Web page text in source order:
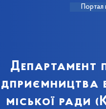
Портал
Департамент
міської ради